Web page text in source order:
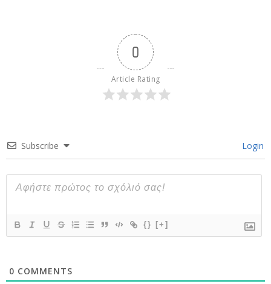
0
Article Rating
Subscribe Login
{} [+]
0 COMMENTS